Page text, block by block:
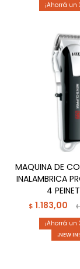
MAQUINA DE
INALAMBRICA
4
$ 1.183,00 $
¡NEW IN!